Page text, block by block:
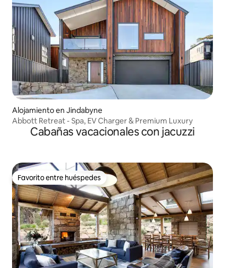
Alojamiento en Jindabyne
Abbott Retreat - Spa, EV Charger & Premium Luxury
Cabañas vacacionales con jacuzzi
Favorito entre huéspedes
Favorito entre huéspedes